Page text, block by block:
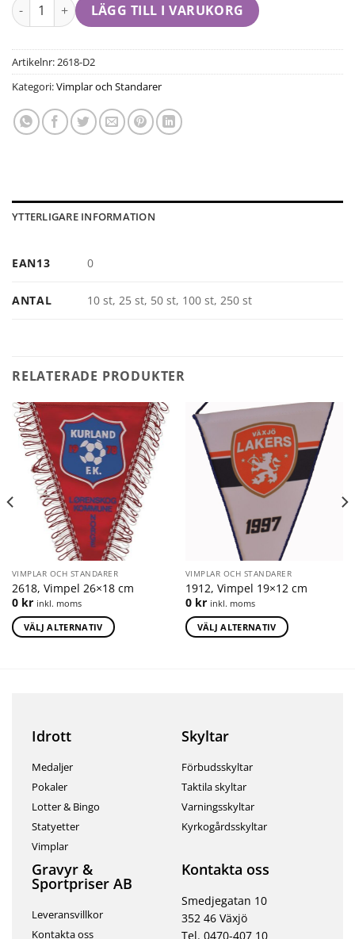
LÄGG TILL I VARUKORG
Artikelnr:2618-D2
Kategori:Vimplar och Standarer
YTTERLIGARE INFORMATION
EAN13 0
ANTAL 10 st, 25 st, 50 st, 100 st, 250 st
RELATERADE PRODUKTER
VIMPLAR OCH STANDARER
2618, Vimpel 26×18 cm
0 kr inkl. moms
VÄLJ ALTERNATIV
VIMPLAR OCH STANDARER
1912, Vimpel 19×12 cm
0 kr inkl. moms
VÄLJ ALTERNATIV
Idrott
Medaljer
Pokaler
Lotter & Bingo
Statyetter
Vimplar
Skyltar
Förbudsskyltar
Taktila skyltar
Varningsskyltar
Kyrkogårdsskyltar
Gravyr &
Sportpriser AB
Leveransvillkor
Kontakta oss
Kontakta oss
Smedjegatan 10
352 46 Växjö
Tel. 0470-407 10